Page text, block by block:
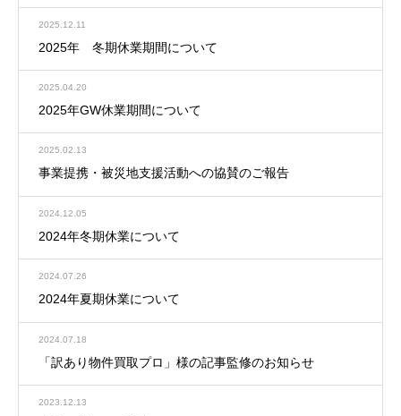
2025.12.11
2025年 冬期休業期間について
2025.04.20
2025年GW休業期間について
2025.02.13
事業提携・被災地支援活動への協賛のご報告
2024.12.05
2024年冬期休業について
2024.07.26
2024年夏期休業について
2024.07.18
「訳あり物件買取プロ」様の記事監修のお知らせ
2023.12.13